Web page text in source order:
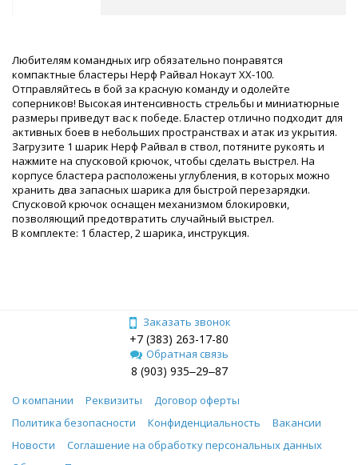
Любителям командных игр обязательно понравятся
компактные бластеры Нерф Райвал Нокаут XX-100.
Отправляйтесь в бой за красную команду и одолейте
соперников! Высокая интенсивность стрельбы и миниатюрные
размеры приведут вас к победе. Бластер отлично подходит для
активных боев в небольших пространствах и атак из укрытия.
Загрузите 1 шарик Нерф Райвал в ствол, потяните рукоять и
нажмите на спусковой крючок, чтобы сделать выстрел. На
корпусе бластера расположены углубления, в которых можно
хранить два запасных шарика для быстрой перезарядки.
Спусковой крючок оснащен механизмом блокировки,
позволяющий предотвратить случайный выстрел.
В комплекте: 1 бластер, 2 шарика, инструкция.
Заказать звонок
+7 (383) 263-17-80
Обратная связь
8 (903) 935‒29‒87
О компании Реквизиты
Договор оферты
Политика безопасности
Конфиденциальность
Вакансии
Новости
Соглашение на обработку персональных данных